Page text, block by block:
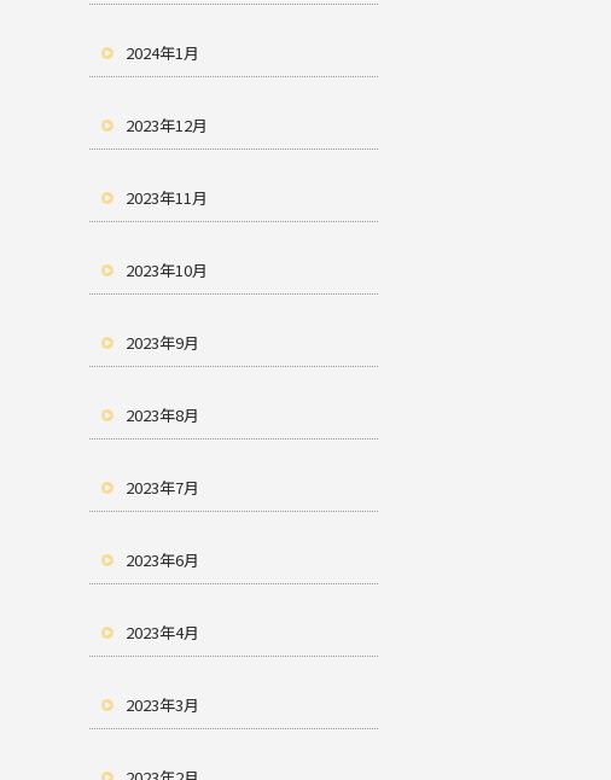
2024年1月
2023年12月
2023年11月
2023年10月
2023年9月
2023年8月
2023年7月
2023年6月
2023年4月
2023年3月